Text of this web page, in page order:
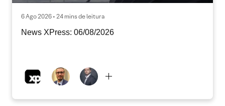
6 Ago 2026 • 24 mins de leitura
News XPress: 06/08/2026